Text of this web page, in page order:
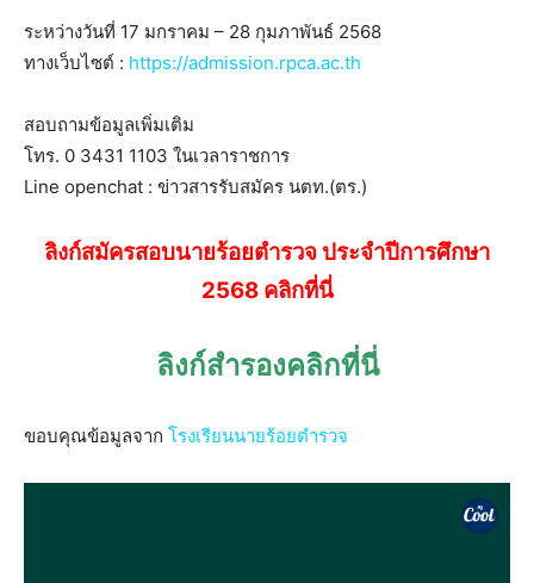
ระหว่างวันที่ 17 มกราคม – 28 กุมภาพันธ์ 2568
ทางเว็บไซต์ : https://admission.rpca.ac.th
สอบถามข้อมูลเพิ่มเติม
โทร. 0 3431 1103 ในเวลาราชการ
Line openchat : ข่าวสารรับสมัคร นตท.(ตร.)
ลิงก์สมัครสอบนายร้อยตำรวจ ประจำปีการศึกษา
2568 คลิกที่นี่
ลิงก์สำรองคลิกที่นี่
ขอบคุณข้อมูลจาก โรงเรียนนายร้อยตำรวจ